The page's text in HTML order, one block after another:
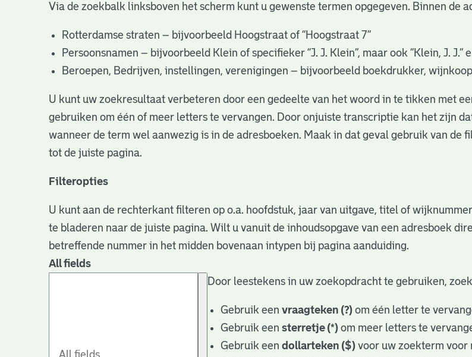
Via de zoekbalk linksboven het scherm kunt u gewenste termen opgegeven. Binnen de
Rotterdamse straten – bijvoorbeeld Hoogstraat of “Hoogstraat 7”
Persoonsnamen – bijvoorbeeld Klein of specifieker “J. J. Klein”, maar ook ”Klein, J. J.”
Beroepen, Bedrijven, instellingen, verenigingen – bijvoorbeeld boekdrukker,
U kunt uw zoekresultaat verbeteren door een gedeelte van het woord in te tikken met
gebruiken om één of meer letters te vervangen. Door onjuiste transcriptie kan het zijn
wanneer de term wel aanwezig is in de adresboeken. Maak in dat geval gebruik van de
tot de juiste pagina.
Filteropties
U kunt aan de rechterkant filteren op o.a. hoofdstuk, jaar van uitgave, titel of
te bladeren naar de juiste pagina. Wilt u vanuit de inhoudsopgave van een adresboek
betreffende nummer in het midden bovenaan intypen bij pagina aanduiding.
All fields
Door leestekens in uw zoekopdracht te gebruiken,
Gebruik eenvraagteken (?) om één letter te
Gebruik eensterretje (*) om meer letters te
Gebruik eendollarteken ($) voor uw zoekterm